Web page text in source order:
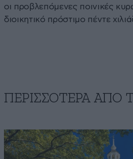
οι προβλεπόμενες ποινικές
διοικητικό πρόστιμο πέντε
ΠΕΡΙΣΣΟΤΕΡΑ ΑΠΟ